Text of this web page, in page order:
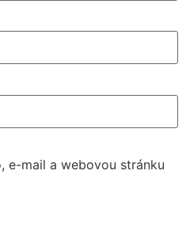
e-mail a webovou stránku